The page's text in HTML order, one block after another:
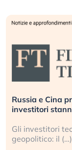
La grande
center per l’AI,
Le regole sulla
i data center e